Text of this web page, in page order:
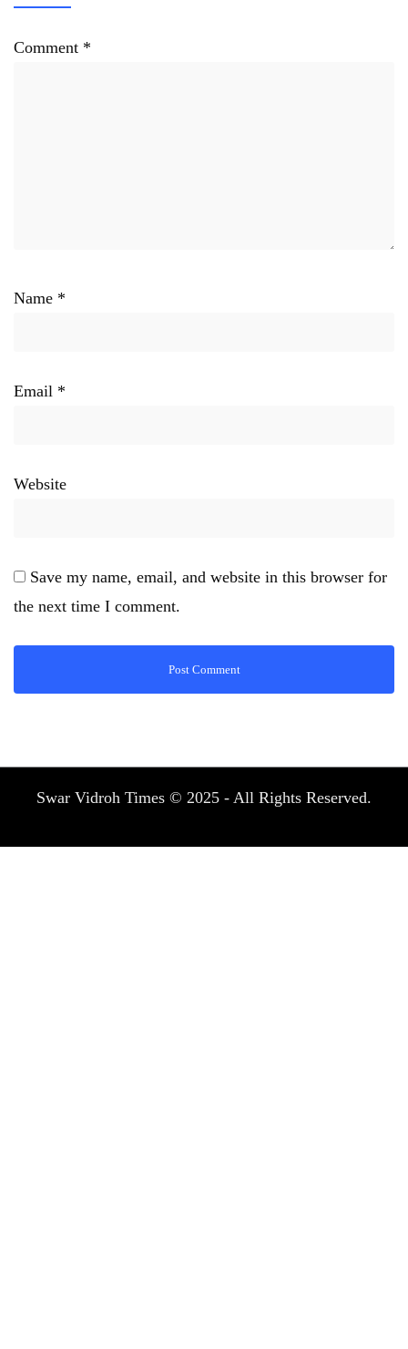
Comment *
Name *
Email *
Website
Save my name, email, and website in this browser for
the next time I comment.
Swar Vidroh Times © 2025 - All Rights Reserved.